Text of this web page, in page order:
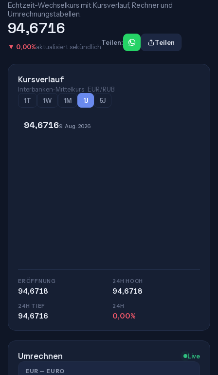
Echtzeit-Wechselkurs mit Kursverlauf, Rechner und
Umrechnungstabellen.
94,6716
▼ 0,00%aktualisiert sekündlich
Teilen: Teilen
Kursverlauf
Interbanken-Mittelkurs · EUR/RUB
1T
1W 1M 1J 5J
94,67169. Aug. 2026
ERÖFFNUNG
94,6718
24H HOCH
94,6718
24H TIEF
94,6716
24H
0,00%
Umrechnen Live
EUR — EURO